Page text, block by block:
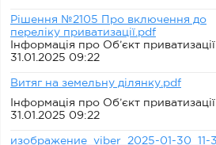
Рішення №2105 Про включення до
переліку приватизації.pdf
Інформація про Об’єкт приватизації
31.01.2025 09:22
Витяг на земельну ділянку.pdf
Інформація про Об’єкт приватизації
31.01.2025 09:22
изображение_viber_2025-01-30_11-